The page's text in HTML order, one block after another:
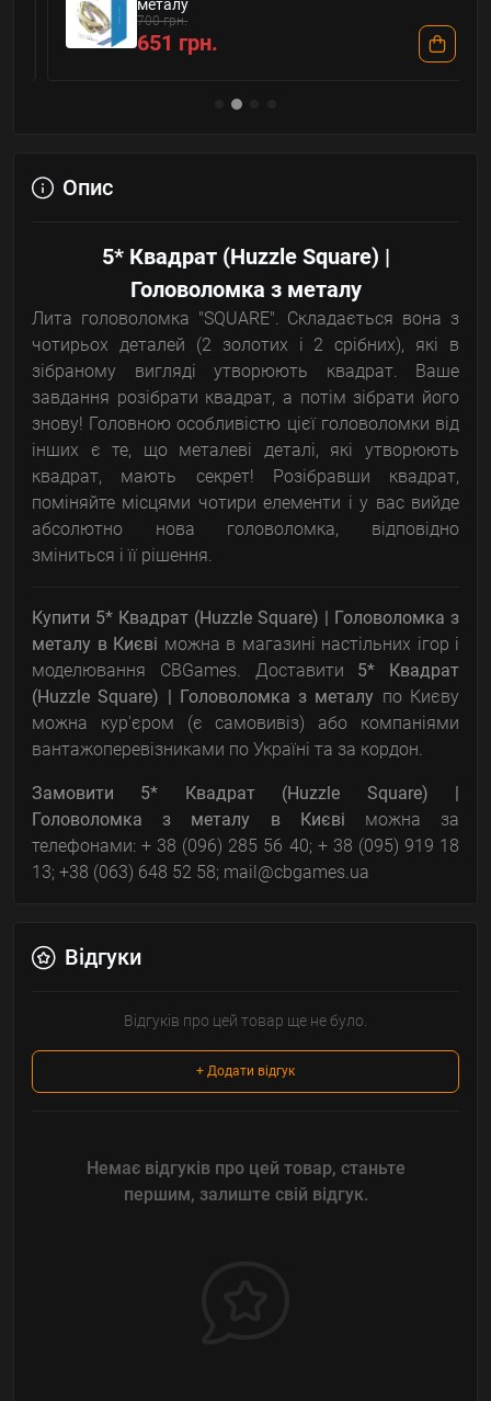
металу
700 грн.
651 грн.
Опис
5* Квадрат (Huzzle Square) |
Головоломка з металу
Лита головоломка "SQUARE". Складається вона з
чотирьох деталей (2 золотих і 2 срібних), які в
зібраному вигляді утворюють квадрат. Ваше
завдання розібрати квадрат, а потім зібрати його
знову! Головною особливістю цієї головоломки від
інших є те, що металеві деталі, які утворюють
квадрат, мають секрет! Розібравши квадрат,
поміняйте місцями чотири елементи і у вас вийде
абсолютно нова головоломка, відповідно
зміниться і її рішення.
Купити 5* Квадрат (Huzzle Square) | Головоломка з
металу в Києві можна в магазині настільних ігор і
моделювання CBGames. Доставити 5* Квадрат
(Huzzle Square) | Головоломка з металу по Києву
можна кур'єром (є самовивіз) або компаніями
вантажоперевізниками по Україні та за кордон.
Замовити 5* Квадрат (Huzzle Square) |
Головоломка з металу в Києві можна за
телефонами: + 38 (096) 285 56 40; + 38 (095) 919 18
13; +38 (063) 648 52 58; mail@cbgames.ua
Відгуки
Відгуків про цей товар ще не було.
+ Додати відгук
Немає відгуків про цей товар, станьте
першим, залиште свій відгук.